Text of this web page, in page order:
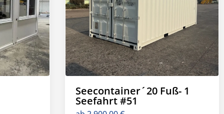
Seecontainer´20 Fuß- 1
Seefahrt #51